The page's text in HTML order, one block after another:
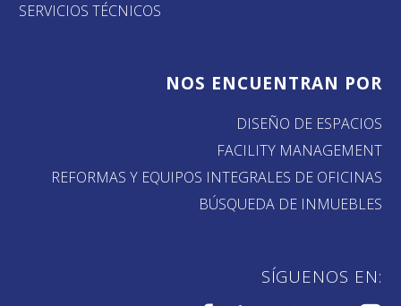
SERVICIOS TÉCNICOS
NOS ENCUENTRAN POR
DISEÑO DE ESPACIOS
FACILITY MANAGEMENT
REFORMAS Y EQUIPOS INTEGRALES DE OFICINAS
BÚSQUEDA DE INMUEBLES
SÍGUENOS EN: